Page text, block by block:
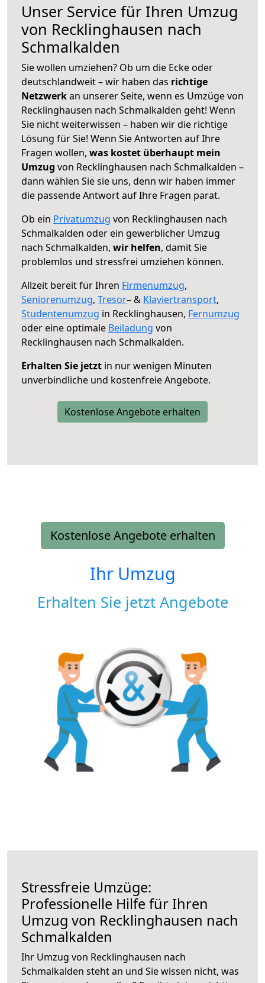
Unser Service für Ihren Umzug
von Recklinghausen nach
Schmalkalden
Sie wollen umziehen? Ob um die Ecke oder
deutschlandweit – wir haben das richtige
Netzwerkan unserer Seite, wenn es Umzüge von
Recklinghausen nach Schmalkalden geht! Wenn
Sie nicht weiterwissen – haben wir die richtige
Lösung für Sie! Wenn Sie Antworten auf Ihre
Fragen wollen, was kostet überhaupt mein
Umzug von Recklinghausen nach Schmalkalden –
dann wählen Sie sie uns, denn wir haben immer
die passende Antwort auf Ihre Fragen parat.
Ob ein Privatumzug von Recklinghausen nach
Schmalkalden oder ein gewerblicher Umzug
nach Schmalkalden, wir helfen, damit Sie
problemlos und stressfrei umziehen können.
Allzeit bereit für Ihren Firmenumzug,
Seniorenumzug, Tresor– & Klaviertransport,
Studentenumzug in Recklinghausen, Fernumzug
oder eine optimale Beiladung von
Recklinghausen nach Schmalkalden.
Erhalten Sie jetzt in nur wenigen Minuten
unverbindliche und kostenfreie Angebote.
Kostenlose Angebote erhalten
Kostenlose Angebote erhalten
Ihr Umzug
Erhalten Sie jetzt Angebote
Stressfreie Umzüge:
Professionelle Hilfe für Ihren
Umzug von Recklinghausen nach
Schmalkalden
Ihr Umzug von Recklinghausen nach
Schmalkalden steht an und Sie wissen nicht, was